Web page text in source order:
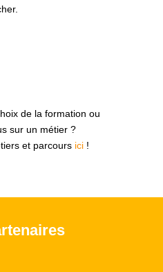
de la formation ou
sur un métier ?
et parcours ici!